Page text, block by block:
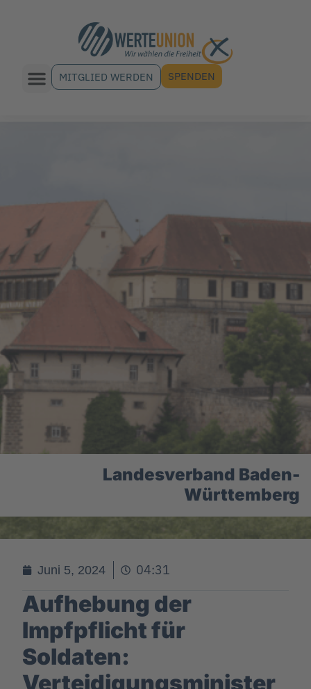
MITGLIED WERDEN SPENDEN
Landesverband Baden-
Württemberg
Juni 5, 2024 04:31
Aufhebung der
Impfpflicht für
Soldaten:
Verteidigungsminister